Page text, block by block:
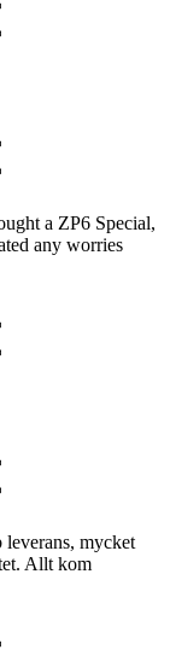
a ZP6 Special,
any worries
leverans, mycket
Allt kom